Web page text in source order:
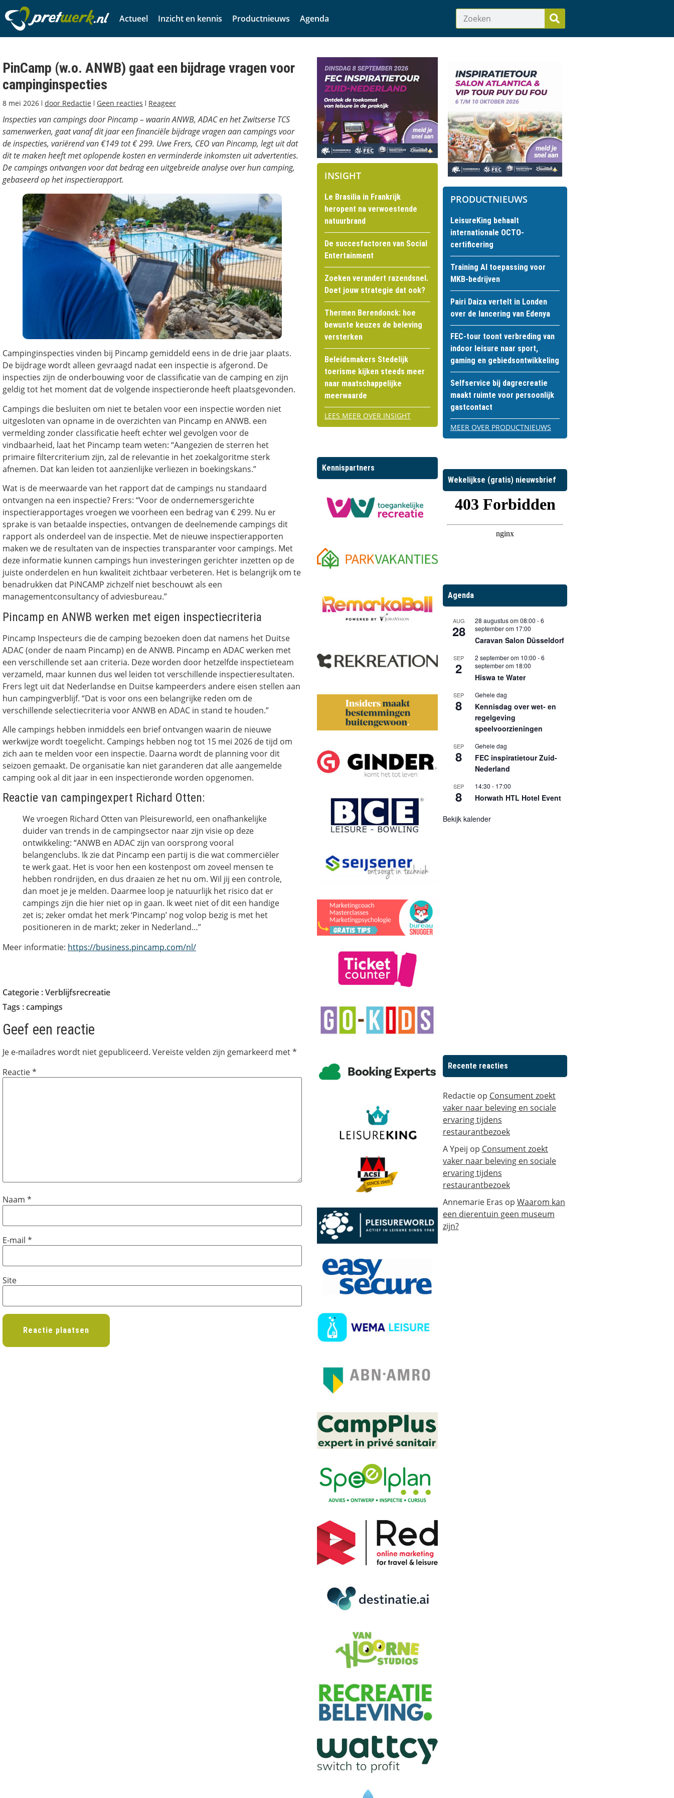
Actueel Inzicht en kennis Productnieuws Agenda
PinCamp (w.o. ANWB) gaat een bijdrage vragen voor
campinginspecties
8 mei 2026 door Redactie Geen reacties Reageer
Inspecties van campings door Pincamp – waarin ANWB, ADAC en het Zwitserse TCS
samenwerken, gaat vanaf dit jaar een financiële bijdrage vragen aan campings voor
de inspecties, variërend van €149 tot € 299. Uwe Frers, CEO van Pincamp, legt uit dat
dit te maken heeft met oplopende kosten en verminderde inkomsten uit advertenties.
De campings ontvangen voor dat bedrag een uitgebreide analyse over hun camping,
gebaseerd op het inspectierapport.
Campinginspecties vinden bij Pincamp gemiddeld eens in de drie jaar plaats.
De bijdrage wordt alleen gevraagd nadat een inspectie is afgerond. De
inspecties zijn de onderbouwing voor de classificatie van de camping en zijn
geldig tot het moment dat de volgende inspectieronde heeft plaatsgevonden.
Campings die besluiten om niet te betalen voor een inspectie worden niet
uitgesloten van opname in de overzichten van Pincamp en ANWB. een
vermelding zonder classificatie heeft echter wel gevolgen voor de
vindbaarheid, laat het Pincamp team weten: “Aangezien de sterren het
primaire filtercriterium zijn, zal de relevantie in het zoekalgoritme sterk
afnemen. Dat kan leiden tot aanzienlijke verliezen in boekingskans.”
Wat is de meerwaarde van het rapport dat de campings nu standaard
ontvangen na een inspectie? Frers: “Voor de ondernemersgerichte
inspectierapportages vroegen we voorheen een bedrag van € 299. Nu er
sprake is van betaalde inspecties, ontvangen de deelnemende campings dit
rapport als onderdeel van de inspectie. Met de nieuwe inspectierapporten
maken we de resultaten van de inspecties transparanter voor campings. Met
deze informatie kunnen campings hun investeringen gerichter inzetten op de
juiste onderdelen en hun kwaliteit zichtbaar verbeteren. Het is belangrijk om te
benadrukken dat PiNCAMP zichzelf niet beschouwt als een
managementconsultancy of adviesbureau.”
Pincamp en ANWB werken met eigen inspectiecriteria
Pincamp Inspecteurs die de camping bezoeken doen dat namens het Duitse
ADAC (onder de naam Pincamp) en de ANWB. Pincamp en ADAC werken met
een verschillende set aan criteria. Deze worden door hetzelfde inspectieteam
verzameld, maar kunnen dus wel leiden tot verschillende inspectieresultaten.
Frers legt uit dat Nederlandse en Duitse kampeerders andere eisen stellen aan
hun campingverblijf. “Dat is voor ons een belangrijke reden om de
verschillende selectiecriteria voor ANWB en ADAC in stand te houden.”
Alle campings hebben inmiddels een brief ontvangen waarin de nieuwe
werkwijze wordt toegelicht. Campings hebben nog tot 15 mei 2026 de tijd om
zich aan te melden voor een inspectie. Daarna wordt de planning voor dit
seizoen gemaakt. De organisatie kan niet garanderen dat alle aangemelde
camping ook al dit jaar in een inspectieronde worden opgenomen.
Reactie van campingexpert Richard Otten:
We vroegen Richard Otten van Pleisureworld, een onafhankelijke
duider van trends in de campingsector naar zijn visie op deze
ontwikkeling: “ANWB en ADAC zijn van oorsprong vooral
belangenclubs. Ik zie dat Pincamp een partij is die wat commerciëler
te werk gaat. Het is voor hen een kostenpost om zoveel mensen te
hebben rondrijden, en dus draaien ze het nu om. Wil jij een controle,
dan moet je je melden. Daarmee loop je natuurlijk het risico dat er
campings zijn die hier niet op in gaan. Ik weet niet of dit een handige
zet is; zeker omdat het merk ‘Pincamp’ nog volop bezig is met het
positioneren in de markt; zeker in Nederland…”
Meer informatie: https://business.pincamp.com/nl/
Categorie :Verblijfsrecreatie
Tags :campings
Geef een reactie
Je e-mailadres wordt niet gepubliceerd. Vereiste velden zijn gemarkeerd met*
Reactie*
Naam *
E-mail *
Site
INSIGHT
Le Brasilia in Frankrijk
heropent na verwoestende
natuurbrand
De succesfactoren van Social
Entertainment
Zoeken verandert razendsnel.
Doet jouw strategie dat ook?
Thermen Berendonck: hoe
bewuste keuzes de beleving
versterken
Beleidsmakers Stedelijk
toerisme kijken steeds meer
naar maatschappelijke
meerwaarde
LEES MEER OVER INSIGHT
Kennispartners
PRODUCTNIEUWS
LeisureKing behaalt
internationale OCTO-
certificering
Training AI toepassing voor
MKB-bedrijven
Pairi Daiza vertelt in Londen
over de lancering van Edenya
FEC-tour toont verbreding van
indoor leisure naar sport,
gaming en gebiedsontwikkeling
Selfservice bij dagrecreatie
maakt ruimte voor persoonlijk
gastcontact
MEER OVER PRODUCTNIEUWS
Wekelijkse (gratis) nieuwsbrief
Agenda
AUG
28
28 augustus om 08:00 -6
september om 17:00
Caravan Salon Düsseldorf
SEP
2
2 september om 10:00 -6
september om 18:00
Hiswa te Water
SEP
8
Gehele dag
Kennisdag over wet- en
regelgeving
speelvoorzieningen
SEP
8
Gehele dag
FEC inspiratietour Zuid-
Nederland
SEP
8
14:30 - 17:00
Horwath HTL Hotel Event
Bekijk kalender
Recente reacties
Redactieop Consument zoekt
vaker naar beleving en sociale
ervaring tijdens
restaurantbezoek
A Ypeij op Consument zoekt
vaker naar beleving en sociale
ervaring tijdens
restaurantbezoek
Annemarie Eras op Waarom kan
een dierentuin geen museum
zijn?